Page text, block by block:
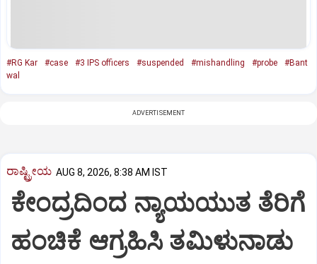
#RG Kar #case #3 IPS officers #suspended #mishandling #probe
#Bant
wal
ADVERTISEMENT
ರಾಷ್ಟ್ರೀಯ AUG 8, 2026, 8:38 AM IST
ಕೇಂದ್ರದಿಂದ ನ್ಯಾಯಯುತ ತೆರಿಗೆ
ಹಂಚಿಕೆ ಆಗ್ರಹಿಸಿ ತಮಿಳುನಾಡು